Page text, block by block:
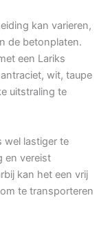
kan varieren,
de betonplaten.
een Lariks
wit, taupe
uitstraling te
wel lastiger te
en vereist
kan het een vrij
te transporteren